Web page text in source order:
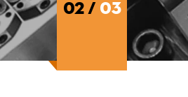
02 / 03